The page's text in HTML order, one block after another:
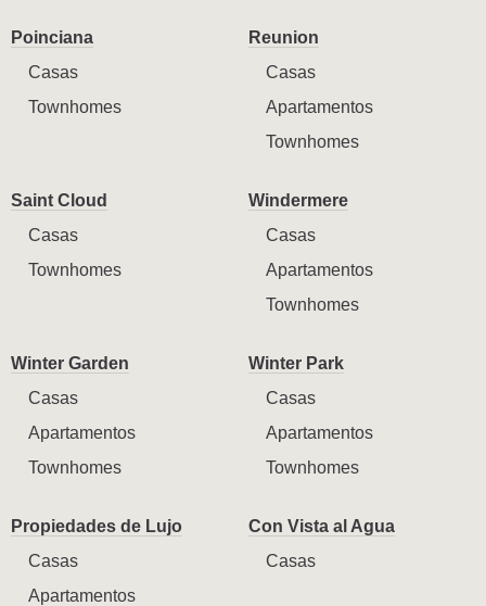
Poinciana
Casas
Townhomes
Reunion
Casas
Apartamentos
Townhomes
Saint Cloud
Casas
Townhomes
Windermere
Casas
Apartamentos
Townhomes
Winter Garden
Casas
Apartamentos
Townhomes
Winter Park
Casas
Apartamentos
Townhomes
Propiedades de Lujo
Casas
Apartamentos
Con Vista al Agua
Casas